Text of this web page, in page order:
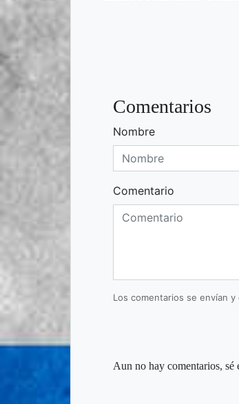
Comentarios
Nombre
Comentario
Los comentarios se envían
Aun no hay comentarios,